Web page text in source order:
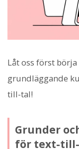
Låt oss först
grundläggande
till-tal!
Grunder
för text-